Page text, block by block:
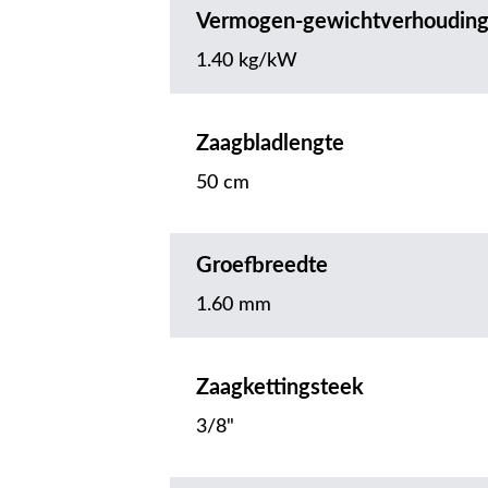
Vermogen-gewichtverhouding
1.40 kg/kW
Zaagbladlengte
50 cm
Groefbreedte
1.60 mm
Zaagkettingsteek
3/8"